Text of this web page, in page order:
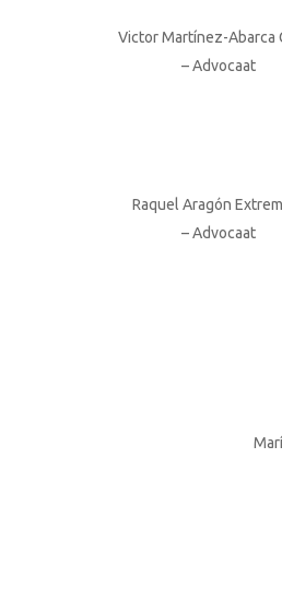
Victor Martínez-Abarca
– Advocaat
Raquel Aragón
– Advocaat